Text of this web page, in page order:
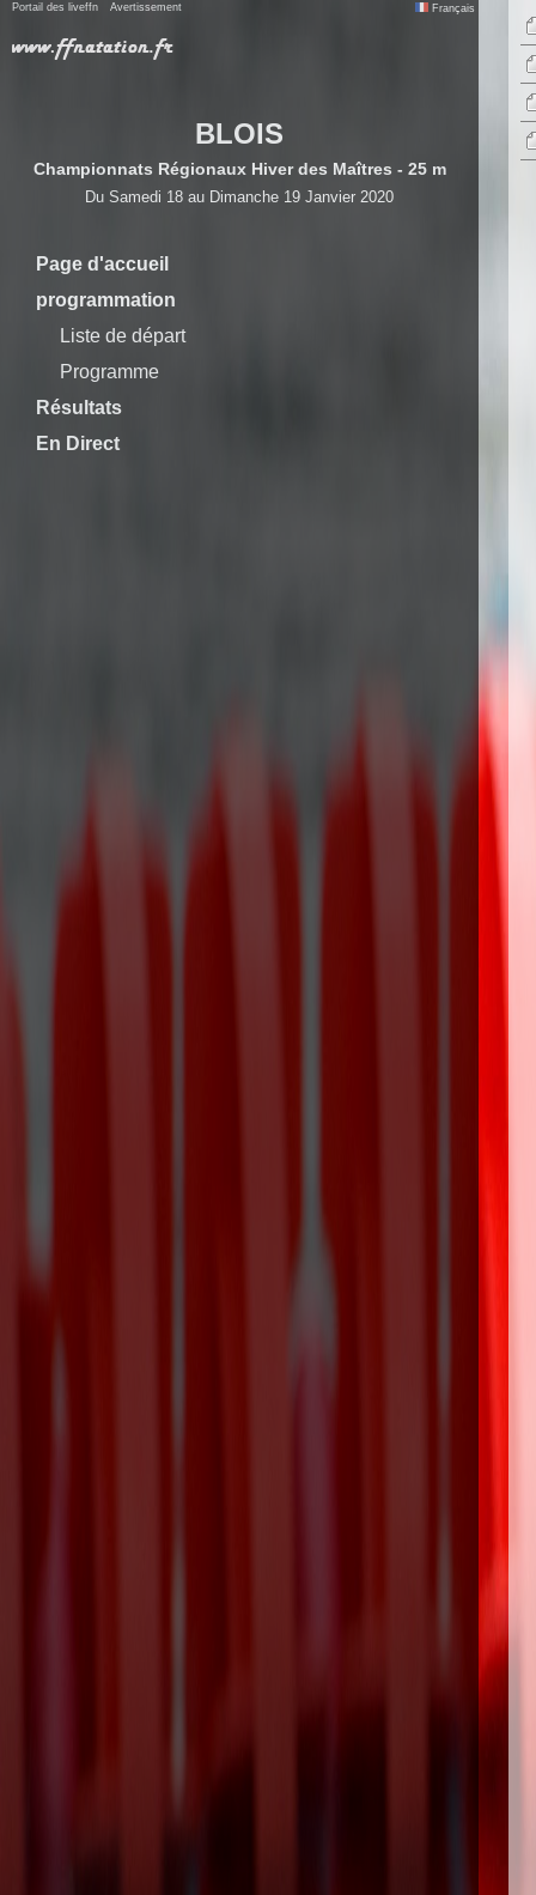
Portail des liveffn Avertissement Français
BLOIS
Championnats Régionaux Hiver des Maîtres - 25 m
Du Samedi 18 au Dimanche 19 Janvier 2020
Page d'accueil
programmation
Liste de départ
Programme
Résultats
En Direct